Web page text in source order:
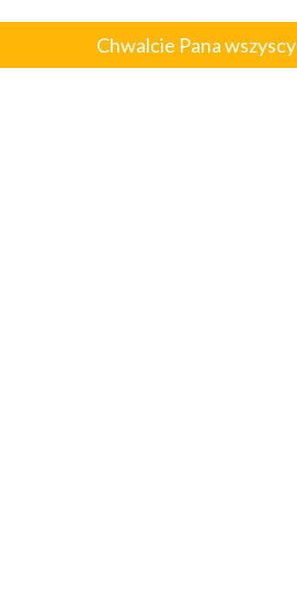
Chwalcie Pana wszyscy